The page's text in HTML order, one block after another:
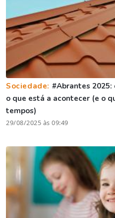
Sociedade: #Abrantes
o que está a acontecer (e o
tempos)
29/08/2025 às 09:49